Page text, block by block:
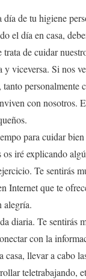
día de tu higiene
el día en casa,
trata de cuidar
y viceversa. Si nos
personalmente
con nosotros.
para cuidar
iré explicando
Te sentirás
Internet que te
alegría.
diaria. Te sentirás
con la
casa, llevar a cabo
teletrabajando,